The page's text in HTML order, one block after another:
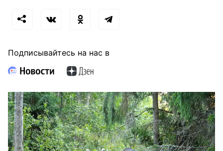
Подписывайтесь на нас в